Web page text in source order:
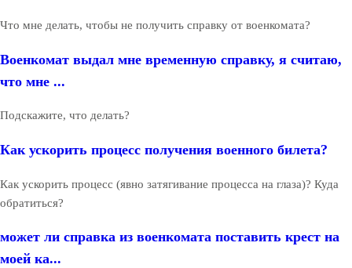
Что мне делать, чтобы не получить справку от военкомата?
Военкомат выдал мне временную справку, я считаю,
что мне ...
Подскажите, что делать?
Как ускорить процесс получения военного билета?
Как ускорить процесс (явно затягивание процесса на глаза)? Куда
обратиться?
может ли справка из военкомата поставить крест на
моей ка...